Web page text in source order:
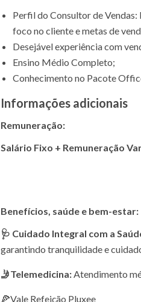
Perfil do Consultor de
foco no cliente e metas de
Desejável experiência com
Ensino Médio Completo;
Conhecimento no Pacote
Informações adicionais
Remuneração:
Salário Fixo + Remuneração
Benefícios, saúde e bem-estar:
🩺 Cuidado Integral com a
garantindo tranquilidade e
🤳Telemedicina:Atendimento
🍕Vale Refeição Pluxee